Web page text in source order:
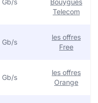
Gb/s
Bouygues
Telecom
Gb/s
les offres
Free
Gb/s
les offres
Orange